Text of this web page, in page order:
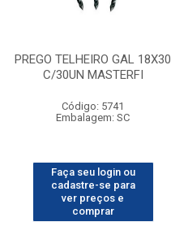
PREGO TELHEIRO GAL 18X30
C/30UN MASTERFI
Código: 5741
Embalagem: SC
Faça seu login ou
cadastre-se para
ver preços e
comprar